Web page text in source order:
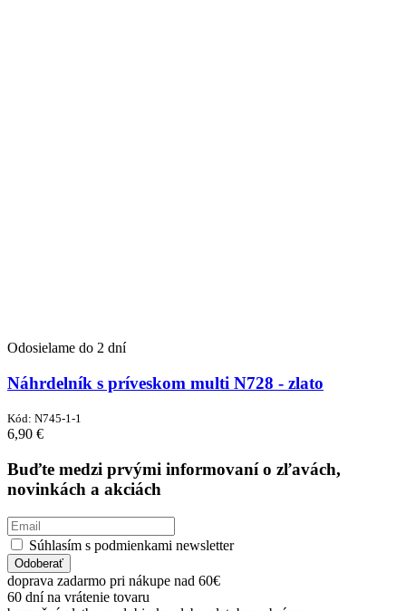
Odosielame do 2 dní
Náhrdelník s príveskom multi N728 - zlato
Kód: N745-1-1
6,90 €
Buďte medzi prvými informovaní o zľavách,
novinkách a akciách
Súhlasím s podmienkami newsletter
Odoberať
doprava zadarmo pri nákupe nad 60€
60 dní na vrátenie tovaru